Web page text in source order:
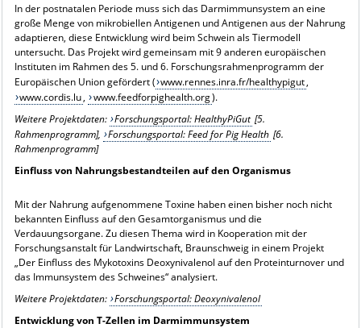
In der postnatalen Periode muss sich das Darmimmunsystem an eine
große Menge von mikrobiellen Antigenen und Antigenen aus der Nahrung
adaptieren, diese Entwicklung wird beim Schwein als Tiermodell
untersucht. Das Projekt wird gemeinsam mit 9 anderen europäischen
Instituten im Rahmen des 5. und 6. Forschungsrahmenprogramm der
Europäischen Union gefördert ( www.rennes.inra.fr/healthypigut,
www.cordis.lu, www.feedforpighealth.org).
Weitere Projektdaten: Forschungsportal: HealthyPiGut [5.
Rahmenprogramm],
Forschungsportal: Feed for Pig Health [6.
Rahmenprogramm]
Einfluss von Nahrungsbestandteilen auf den Organismus
Mit der Nahrung aufgenommene Toxine haben einen bisher noch nicht
bekannten Einfluss auf den Gesamtorganismus und die
Verdauungsorgane. Zu diesen Thema wird in Kooperation mit der
Forschungsanstalt für Landwirtschaft, Braunschweig in einem Projekt
„Der Einfluss des Mykotoxins Deoxynivalenol auf den Proteinturnover und
das Immunsystem des Schweines“ analysiert.
Weitere Projektdaten: Forschungsportal: Deoxynivalenol
Entwicklung von T-Zellen im Darmimmunsystem